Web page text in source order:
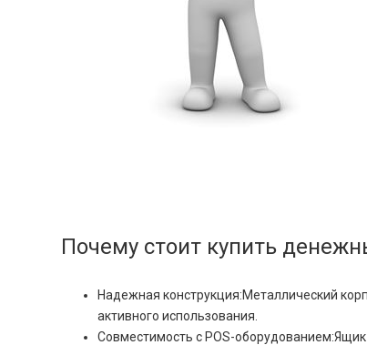
Почему стоит купить
Надежная конструкция:Металлический
активного использования.
Совместимость с POS-